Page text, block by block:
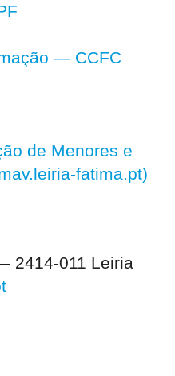
— CCFC
de Menores e
fatima.pt)
2414-011 Leiria